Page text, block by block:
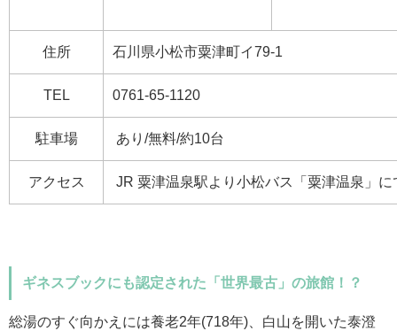
住所 石川県小松市粟津町イ79-1
TEL 0761-65-1120
駐車場 あり/無料/約10台
アクセス JR 粟津温泉駅より小松バス「粟津温泉」
ギネスブックにも認定された「世界最古」の旅館！？
総湯のすぐ向かえには養老2年(718年)、白山を開いた泰澄